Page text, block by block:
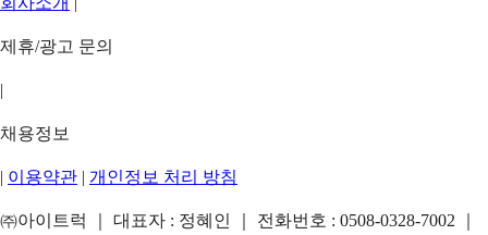
제휴/광고 문의
|
채용정보
| 이용약관 | 개인정보 처리 방침
㈜아이트럭 ｜ 대표자 : 정혜인 ｜ 전화번호 : 0508-0328-7002